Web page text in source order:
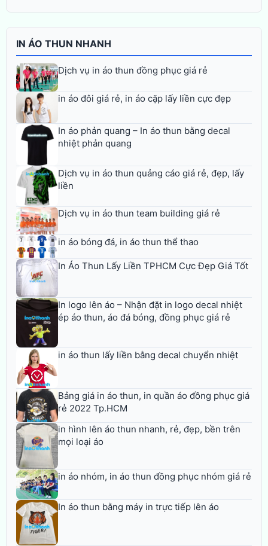
IN ÁO THUN NHANH
Dịch vụ in áo thun đồng phục giá rẻ
in áo đôi giá rẻ, in áo cặp lấy liền cực đẹp
In áo phản quang – In áo thun bằng decal
nhiệt phản quang
Dịch vụ in áo thun quảng cáo giá rẻ, đẹp, lấy
liền
Dịch vụ in áo thun team building giá rẻ
in áo bóng đá, in áo thun thể thao
In Áo Thun Lấy Liền TPHCM Cực Đẹp Giá Tốt
In logo lên áo – Nhận đặt in logo decal nhiệt
ép áo thun, áo đá bóng, đồng phục giá rẻ
in áo thun lấy liền bằng decal chuyển nhiệt
Bảng giá in áo thun, in quần áo đồng phục giá
rẻ 2022 Tp.HCM
in hình lên áo thun nhanh, rẻ, đẹp, bền trên
mọi loại áo
in áo nhóm, in áo thun đồng phục nhóm giá rẻ
In áo thun bằng máy in trực tiếp lên áo